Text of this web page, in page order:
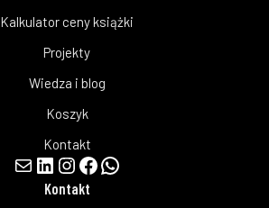
Kalkulator ceny książki
Projekty
Wiedza i blog
Koszyk
Kontakt
Kontakt